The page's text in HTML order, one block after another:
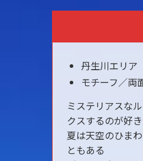
丹生川エリア
モチーフ／両
ミステリアスな
クスするのが好き
夏は天空のひま
ともある